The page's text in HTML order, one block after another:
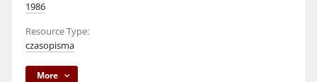
1986
Resource Type:
czasopisma
More